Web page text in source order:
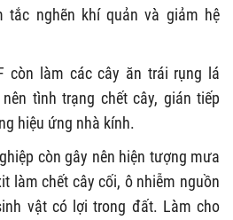
tắc nghẽn khí quản và giảm hệ
còn làm các cây ăn trái rụng lá
tình trạng chết cây, gián tiếp
hiệu ứng nhà kính.
còn gây nên hiện tượng mưa
làm chết cây cối, ô nhiễm nguồn
vật có lợi trong đất. Làm cho